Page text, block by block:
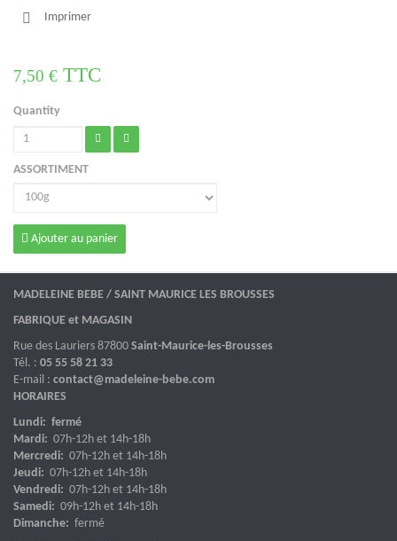
Imprimer
7,50 € TTC
Quantity
ASSORTIMENT
Ajouter au panier
MADELEINE BEBE / SAINT MAURICE LES BROUSSES
FABRIQUE et MAGASIN
Rue des Lauriers 87800 Saint-Maurice-les-Brousses
Tél. : 05 55 58 21 33
E-mail : contact@madeleine-bebe.com
HORAIRES
Lundi: fermé
Mardi: 07h-12h et 14h-18h
Mercredi: 07h-12h et 14h-18h
Jeudi: 07h-12h et 14h-18h
Vendredi: 07h-12h et 14h-18h
Samedi: 09h-12h et 14h-18h
Dimanche: fermé